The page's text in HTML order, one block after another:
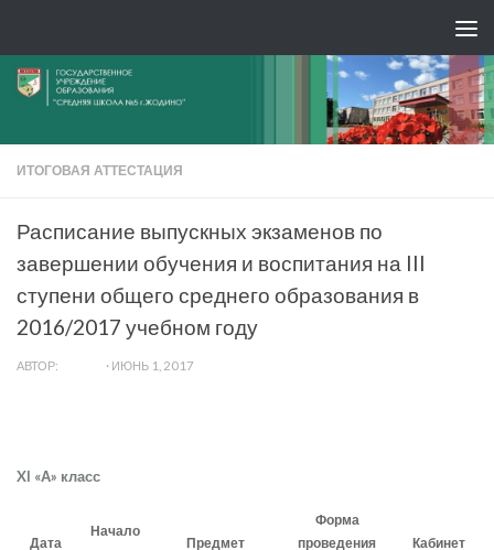
ИТОГОВАЯ АТТЕСТАЦИЯ
Расписание выпускных экзаменов по
завершении обучения и воспитания на III
ступени общего среднего образования в
2016/2017 учебном году
АВТОР: · ИЮНЬ 1, 2017
XI «А» класс
Дата
Начало
Предмет
Форма
проведения
Кабинет